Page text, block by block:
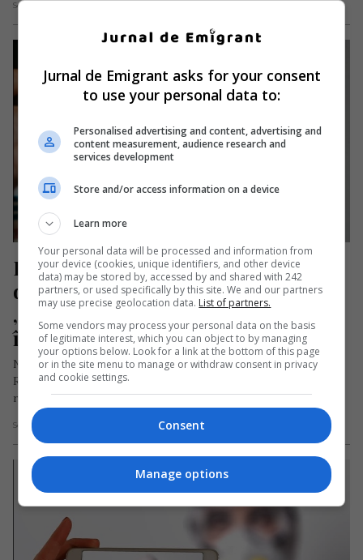
Scris de Daniela Stoica
Românii de la abatorul Tönnies
despre „noile” condiții de cazare.
„Mă trezesc noaptea gândacii care
îmi trec peste braț“
NOTĂ: Acest articol a fost preluat de la publicația germană
RND (RedaktionsNetzwerk Deutschland) și tradus în limba
română. Universul Irinei…
Scris de Mihai Diaconu - sâmbătă, 23 ianuarie 2021
Jurnal de Emigrant asks for your consent
to use your personal data to:
Personalised advertising and content, advertising and
content measurement, audience research and
services development
Store and/or access information on a device
Learn more
Your personal data will be processed and information from
your device (cookies, unique identifiers, and other device
data) may be stored by, accessed by and shared with 242
partners, or used specifically by this site. We and our partners
may use precise geolocation data. List of partners.
Some vendors may process your personal data on the basis
of legitimate interest, which you can object to by managing
your options below. Look for a link at the bottom of this page
or in the site menu to manage or withdraw consent in privacy
and cookie settings.
Consent
Manage options